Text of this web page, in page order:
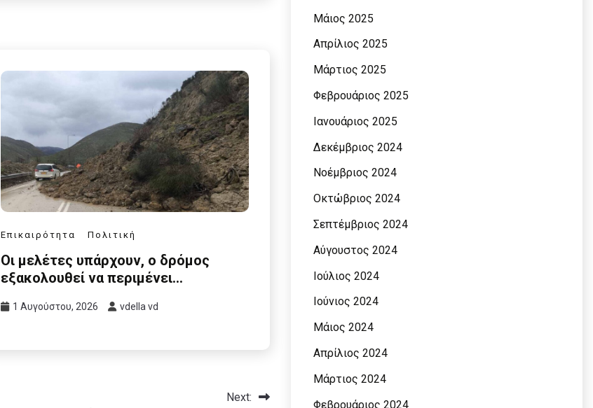
Επικαιρότητα Πολιτική
Οι μελέτες υπάρχουν, ο δρόμος
εξακολουθεί να περιμένει…
1 Αυγούστου, 2026 vdella vd
Next:
Μάιος 2025
Απρίλιος 2025
Μάρτιος 2025
Φεβρουάριος 2025
Ιανουάριος 2025
Δεκέμβριος 2024
Νοέμβριος 2024
Οκτώβριος 2024
Σεπτέμβριος 2024
Αύγουστος 2024
Ιούλιος 2024
Ιούνιος 2024
Μάιος 2024
Απρίλιος 2024
Μάρτιος 2024
Φεβρουάριος 2024